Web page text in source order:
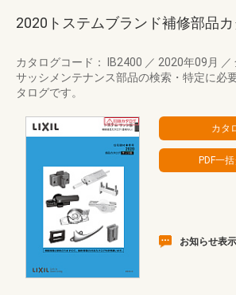
2020トステムブランド補修部品
カタログコード： IB2400 ／ 2020年09月 ／
サッシメンテナンス部品の検索・特定に必
タログです。
お知らせ表示